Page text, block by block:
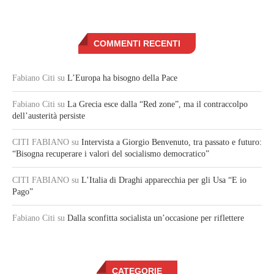
COMMENTI RECENTI
Fabiano Citi su L’Europa ha bisogno della Pace
Fabiano Citi su La Grecia esce dalla “Red zone”, ma il contraccolpo
dell’austerità persiste
CITI FABIANO su Intervista a Giorgio Benvenuto, tra passato e futuro:
“Bisogna recuperare i valori del socialismo democratico”
CITI FABIANO su L’Italia di Draghi apparecchia per gli Usa “E io
Pago”
Fabiano Citi su Dalla sconfitta socialista un’occasione per riflettere
CATEGORIE